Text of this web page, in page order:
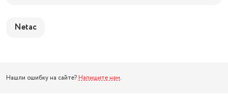
Netac
Нашли ошибку на сайте? Напишите нам.